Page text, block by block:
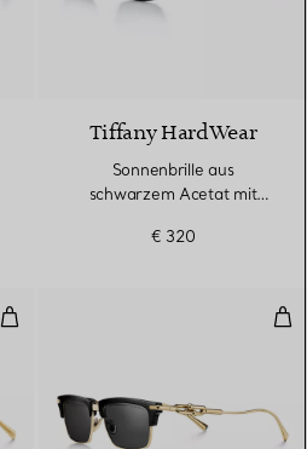
Tiffany HardWear
Sonnenbrille aus
schwarzem Acetat mit
€ 320
Sonnenbrille aus vergoldetem